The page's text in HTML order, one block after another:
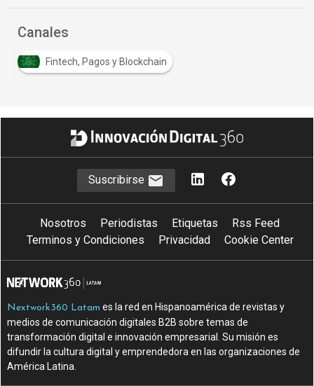
Canales
Fintech, Pagos y Blockchain
Suscribirse
Nosotros Periodistas Etiquetas
Rss Feed
Terminos y Condiciones
Privacidad Cookie Center
Nextwork360 Latam es la red en Hispanoamérica de revistas y
medios de comunicación digitales B2B sobre temas de
transformación digital e innovación empresarial. Su misión es
difundir la cultura digital y emprendedora en las organizaciones de
América Latina.